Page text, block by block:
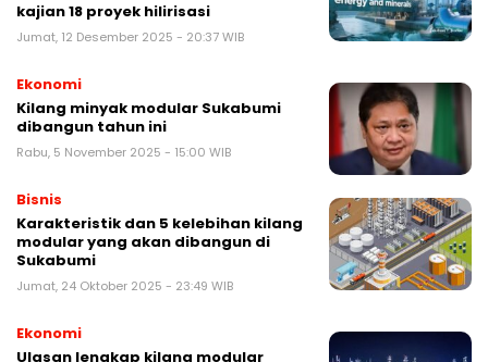
kajian 18 proyek hilirisasi
Jumat, 12 Desember 2025 - 20:37 WIB
Ekonomi
Kilang minyak modular Sukabumi
dibangun tahun ini
Rabu, 5 November 2025 - 15:00 WIB
Bisnis
Karakteristik dan 5 kelebihan kilang
modular yang akan dibangun di
Sukabumi
Jumat, 24 Oktober 2025 - 23:49 WIB
Ekonomi
Ulasan lengkap kilang modular